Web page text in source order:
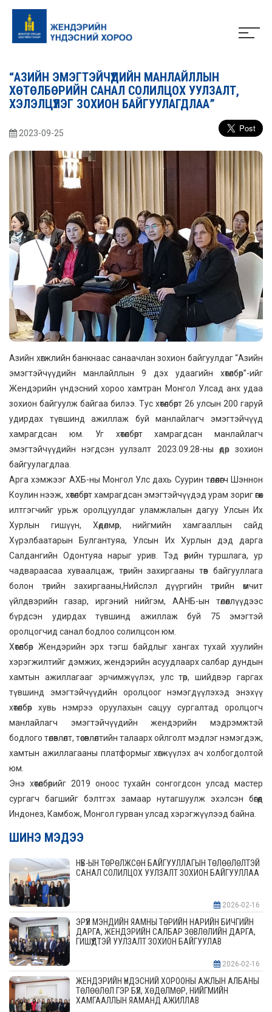
“АЗИЙН ЭМЭГТЭЙЧҮҮДИЙН МАНЛАЙЛЛЫН
ХӨТӨЛБӨРИЙН САНАЛ СОЛИЛЦОХ УУЛЗАЛТ,
ХЭЛЭЛЦҮҮЛЭГ ЗОХИОН БАЙГУУЛАГДЛАА”
2023-09-25
Азийн хөгжлийн банкнаас санаачлан зохион байгуулдаг “Азийн
эмэгтэйчүүдийн манлайллын 9 дэх удаагийн хөтөлбөр”-ийг
Жендэрийн үндэсний хороо хамтран Монгол Улсад анх удаа
зохион байгуулж байгаа билээ. Тус хөтөлбөрт 26 улсын 200 гаруй
удирдах түвшинд ажиллаж буй манлайлагч эмэгтэйчүүд
хамрагдсан юм. Уг хөтөлбөрт хамрагдсан манлайлагч
эмэгтэйчүүдийн нэгдсэн уулзалт 2023.09.28-ны өдөр зохион
байгуулагдлаа.
Арга хэмжээг АХБ-ны Монгол Улс дахь Суурин төлөөлөгч Шэннон
Коулин нээж, хөтөлбөрт хамрагдсан эмэгтэйчүүдэд урам зориг өгөх
илтгэгчийг урьж оролцуулдаг уламжлалын дагуу Улсын Их
Хурлын гишүүн, Хөдөлмөр, нийгмийн хамгааллын сайд
Хүрэлбаатарын Булгантуяа, Улсын Их Хурлын дэд дарга
Салдангийн Одонтуяа нарыг урив. Тэд өөрийн туршлага, ур
чадвараасаа хуваалцаж, төрийн захиргааны төв байгууллага
болон төрийн захиргааны,Нийслэл дүүргийн төрийн өмчит
үйлдвэрийн газар, иргэний нийгэм, ААНБ-ын төлөөллүүдээс
бүрдсэн удирдах түвшинд ажиллаж буй 75 эмэгтэй
оролцогчид санал бодлоо солилцсон юм.
Хөтөлбөр Жендэрийн эрх тэгш байдлыг хангах тухай хуулийн
хэрэгжилтийг дэмжих, жендэрийн асуудлаарх салбар дундын
хамтын ажиллагааг эрчимжүүлэх, улс төр, шийдвэр гаргах
түвшинд эмэгтэйчүүдийн оролцоог нэмэгдүүлэхэд энэхүү
хөтөлбөр хувь нэмрээ оруулахын сацуу сургалтад оролцогч
манлайлагч эмэгтэйчүүдийн жендэрийн мэдрэмжтэй
бодлого төлөвлөлт, төсөвлөлтийн талаарх ойлголт мэдлэг нэмэгдэж,
хамтын ажиллагааны платформыг хөгжүүлэх ач холбогдолтой
юм.
Энэ хөтөлбөрийг 2019 оноос тухайн сонгогдсон улсад мастер
сургагч багшийг бэлтгэх замаар нутагшуулж эхэлсэн бөгөөд
Индонез, Камбож, Монгол гурван улсад хэрэгжүүлээд байна.
ШИНЭ МЭДЭЭ
НҮБ-ЫН ТӨРӨЛЖСӨН БАЙГУУЛЛАГЫН ТӨЛӨӨЛӨЛТЭЙ
САНАЛ СОЛИЛЦОХ УУЛЗАЛТ ЗОХИОН БАЙГУУЛЛАА
2026-02-16
ЭРҮҮЛ МЭНДИЙН ЯАМНЫ ТӨРИЙН НАРИЙН БИЧГИЙН
ДАРГА, ЖЕНДЭРИЙН САЛБАР ЗӨВЛӨЛИЙН ДАРГА,
ГИШҮҮДТЭЙ УУЛЗАЛТ ЗОХИОН БАЙГУУЛАВ
2026-02-16
ЖЕНДЭРИЙН ҮНДЭСНИЙ ХОРООНЫ АЖЛЫН АЛБАНЫ
ТӨЛӨӨЛӨЛ ГЭР БҮЛ, ХӨДӨЛМӨР, НИЙГМИЙН
ХАМГААЛЛЫН ЯАМАНД АЖИЛЛАВ